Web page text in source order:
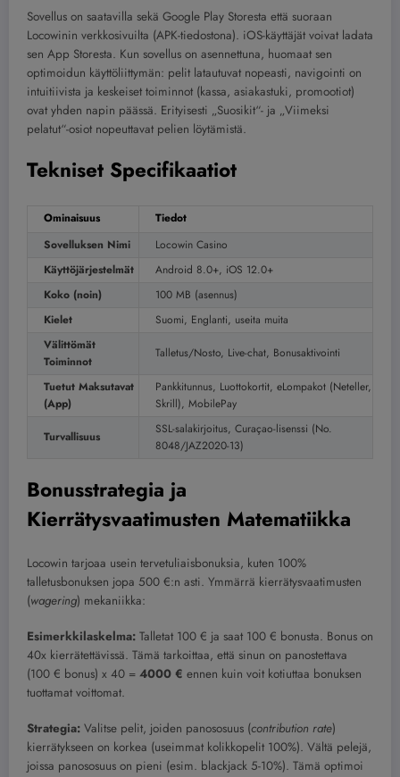
Sovellus on saatavilla sekä Google Play Storesta että suoraan
Locowinin verkkosivuilta (APK-tiedostona). iOS-käyttäjät voivat ladata
sen App Storesta. Kun sovellus on asennettuna, huomaat sen
optimoidun käyttöliittymän: pelit latautuvat nopeasti, navigointi on
intuitiivista ja keskeiset toiminnot (kassa, asiakastuki, promootiot)
ovat yhden napin päässä. Erityisesti „Suosikit“- ja „Viimeksi
pelatut“-osiot nopeuttavat pelien löytämistä.
Tekniset Specifikaatiot
Ominaisuus
Tiedot
Sovelluksen Nimi
Locowin Casino
Käyttöjärjestelmät
Android 8.0+, iOS 12.0+
Koko (noin)
100 MB (asennus)
Kielet
Suomi, Englanti, useita muita
Välittömät
Toiminnot
Talletus/Nosto, Live-chat, Bonusaktivointi
Tuetut Maksutavat
(App)
Pankkitunnus, Luottokortit, eLompakot (Neteller,
Skrill), MobilePay
Turvallisuus
SSL-salakirjoitus, Curaçao-lisenssi (No.
8048/JAZ2020-13)
Bonusstrategia ja
Kierrätysvaatimusten Matematiikka
Locowin tarjoaa usein tervetuliaisbonuksia, kuten 100%
talletusbonuksen jopa 500 €:n asti. Ymmärrä kierrätysvaatimusten
(wagering) mekaniikka:
Esimerkkilaskelma: Talletat 100 € ja saat 100 € bonusta. Bonus on
40x kierrätettävissä. Tämä tarkoittaa, että sinun on panostettava
(100 € bonus) x 40 = 4000 € ennen kuin voit kotiuttaa bonuksen
tuottamat voittomat.
Strategia: Valitse pelit, joiden panososuus (contribution rate)
kierrätykseen on korkea (useimmat kolikkopelit 100%). Vältä pelejä,
joissa panososuus on pieni (esim. blackjack 5-10%). Tämä optimoi